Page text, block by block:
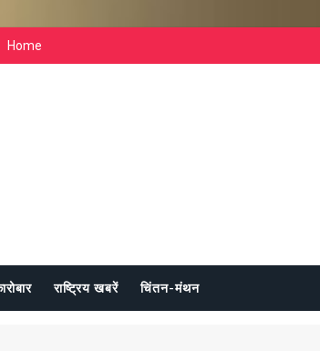
Home
राष्ट्रिय खबरें चिंतन-मंथन